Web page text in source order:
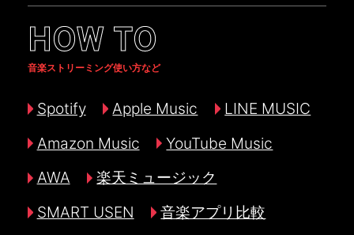
HOW TO
音楽ストリーミング使い方など
Spotify Apple Music
LINE MUSIC
Amazon Music
YouTube Music
AWA
楽天ミュージック
SMART USEN
音楽アプリ比較